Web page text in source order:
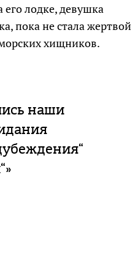
лодке, девушка
пока не стала жертвой
хищников.
наши